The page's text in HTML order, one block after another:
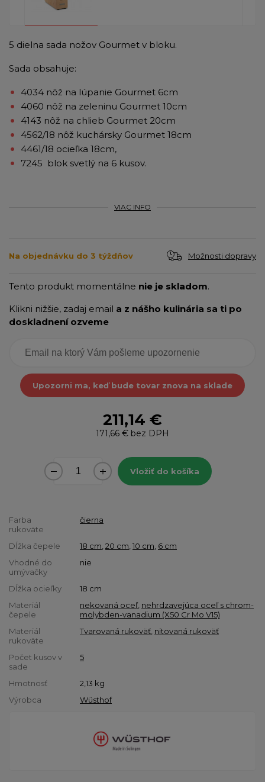
5 dielna sada nožov Gourmet v bloku.
Sada obsahuje:
4034 nôž na lúpanie Gourmet 6cm
4060 nôž na zeleninu Gourmet 10cm
4143 nôž na chlieb Gourmet 20cm
4562/18 nôž kuchársky Gourmet 18cm
4461/18 ocieľka 18cm,
7245 blok svetlý na 6 kusov.
VIAC INFO
Na objednávku do 3 týždňov Možnosti dopravy
Tento produkt momentálne nie je skladom.
Klikni nižšie, zadaj email a z nášho kulinária sa ti po
doskladnení ozveme
Upozorni ma, keď bude tovar znova na sklade
211,14 €
171,66 € bez DPH
Vložiť do košíka
Farba
rukoväte
čierna
Dĺžka čepele 18 cm 20 cm 10 cm 6 cm
Vhodné do
umývačky
nie
Dĺžka ocieľky
18 cm
Materiál
čepele
nekovaná oceľ nehrdzavejúca oceľ s chrom-
molybden-vanadium (X50 Cr Mo V15)
Materiál
rukoväte
Tvarovaná rukoväť nitovaná rukoväť
Počet kusov v
sade
5
Hmotnosť 2,13 kg
Výrobca
Wüsthof